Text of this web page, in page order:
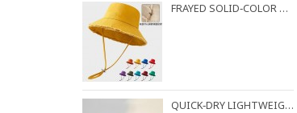
FRAYED SOLID‑COLOR COTTON BUCKET HAT
QUICK‑DRY LIGHTWEIGHT BASEBALL CAP